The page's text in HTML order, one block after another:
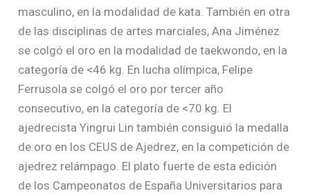
masculino, en la modalidad de kata. También en otra
de las disciplinas de artes marciales, Ana Jiménez
se colgó el oro en la modalidad de taekwondo, en la
categoría de <46 kg. En lucha olímpica, Felipe
Ferrusola se colgó el oro por tercer año
consecutivo, en la categoría de <70 kg. El
ajedrecista Yingrui Lin también consiguió la medalla
de oro en los CEUS de Ajedrez, en la competición de
ajedrez relámpago. El plato fuerte de esta edición
de los Campeonatos de España Universitarios para